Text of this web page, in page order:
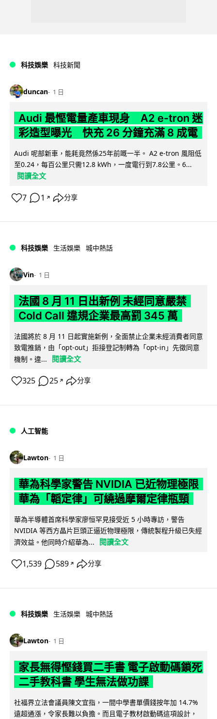
科技娛樂 科技新聞
duncan 1 日
Audi 最慳電量產車現身 A2 e-tron 迷
彩造型曝光 快充 26 分鐘充滿 8 成電
Audi 呢部新車，能耗竟然係25年前嘅一半。 A2 e-tron 風阻低
至0.24，每百公里只需12.8 kWh，一度電行到7.8公里。6...
閱讀全文
7 1 ↗ 分享
科技娛樂 生活娛樂 城中熱話
Vin 1 日
法國 8 月 11 日出新例 未經同意嚴禁
Cold Call 違規企業最高罰 345 萬
法國將於 8 月 11 日起實施新例，全面禁止企業未經消費者同意
致電推銷，由「opt-out」拒接登記制轉為「opt-in」先徵同意
機制。違...
閱讀全文
325 25 ↗ 分享
人工智能
Lawton 1 日
華為科學家警告 NVIDIA 已近物理極限
華為「韜定律」可繞過摩爾定律瓶頸
華為半導體首席科學家廖恒罕見接受近 5 小時專訪，警告
NVIDIA 等西方晶片巨頭正逼近物理極限，傳統製程升級已失經
濟效益。他同時介紹華為...
閱讀全文
1,539 589 ↗ 分享
科技娛樂 生活娛樂 城中熱話
Lawton 1 日
家長無得慳錢買二手書 電子啟動碼鎖死
二手教科書 學生無法做功課
社福界立法會議員陳文宜指，一間中學書單價錢按年加 14.7%
遠超通漲，令家長難以負擔。而且電子教材啟動碼這項設計，